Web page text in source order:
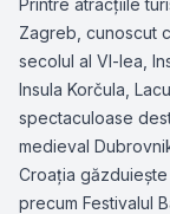
Printre atracțiile
Zagreb, cunoscut
secolul al VI-lea,
Insula Korčula,
spectaculoase
medieval
Croația găzduiește
precum Festivalul